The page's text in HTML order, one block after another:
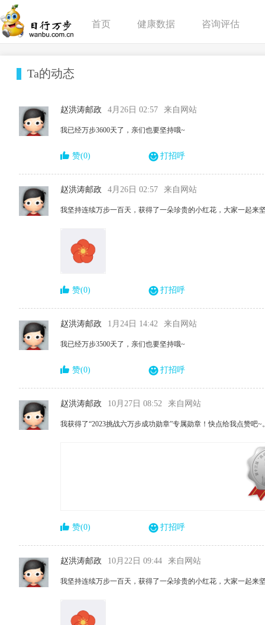
首页 健康数据 咨询评估
Ta的动态
赵洪涛邮政 4月26日 02:57 来自网站
我已经万步3600天了，亲们也要坚持哦~
赞(0) 打招呼
赵洪涛邮政 4月26日 02:57 来自网站
我坚持连续万步一百天，获得了一朵珍贵的小红花，大家一起来
赞(0) 打招呼
赵洪涛邮政 1月24日 14:42 来自网站
我已经万步3500天了，亲们也要坚持哦~
赞(0) 打招呼
赵洪涛邮政 10月27日 08:52 来自网站
我获得了“2023挑战六万步成功勋章”专属勋章！快点给我点赞吧~
赞(0) 打招呼
赵洪涛邮政 10月22日 09:44 来自网站
我坚持连续万步一百天，获得了一朵珍贵的小红花，大家一起来